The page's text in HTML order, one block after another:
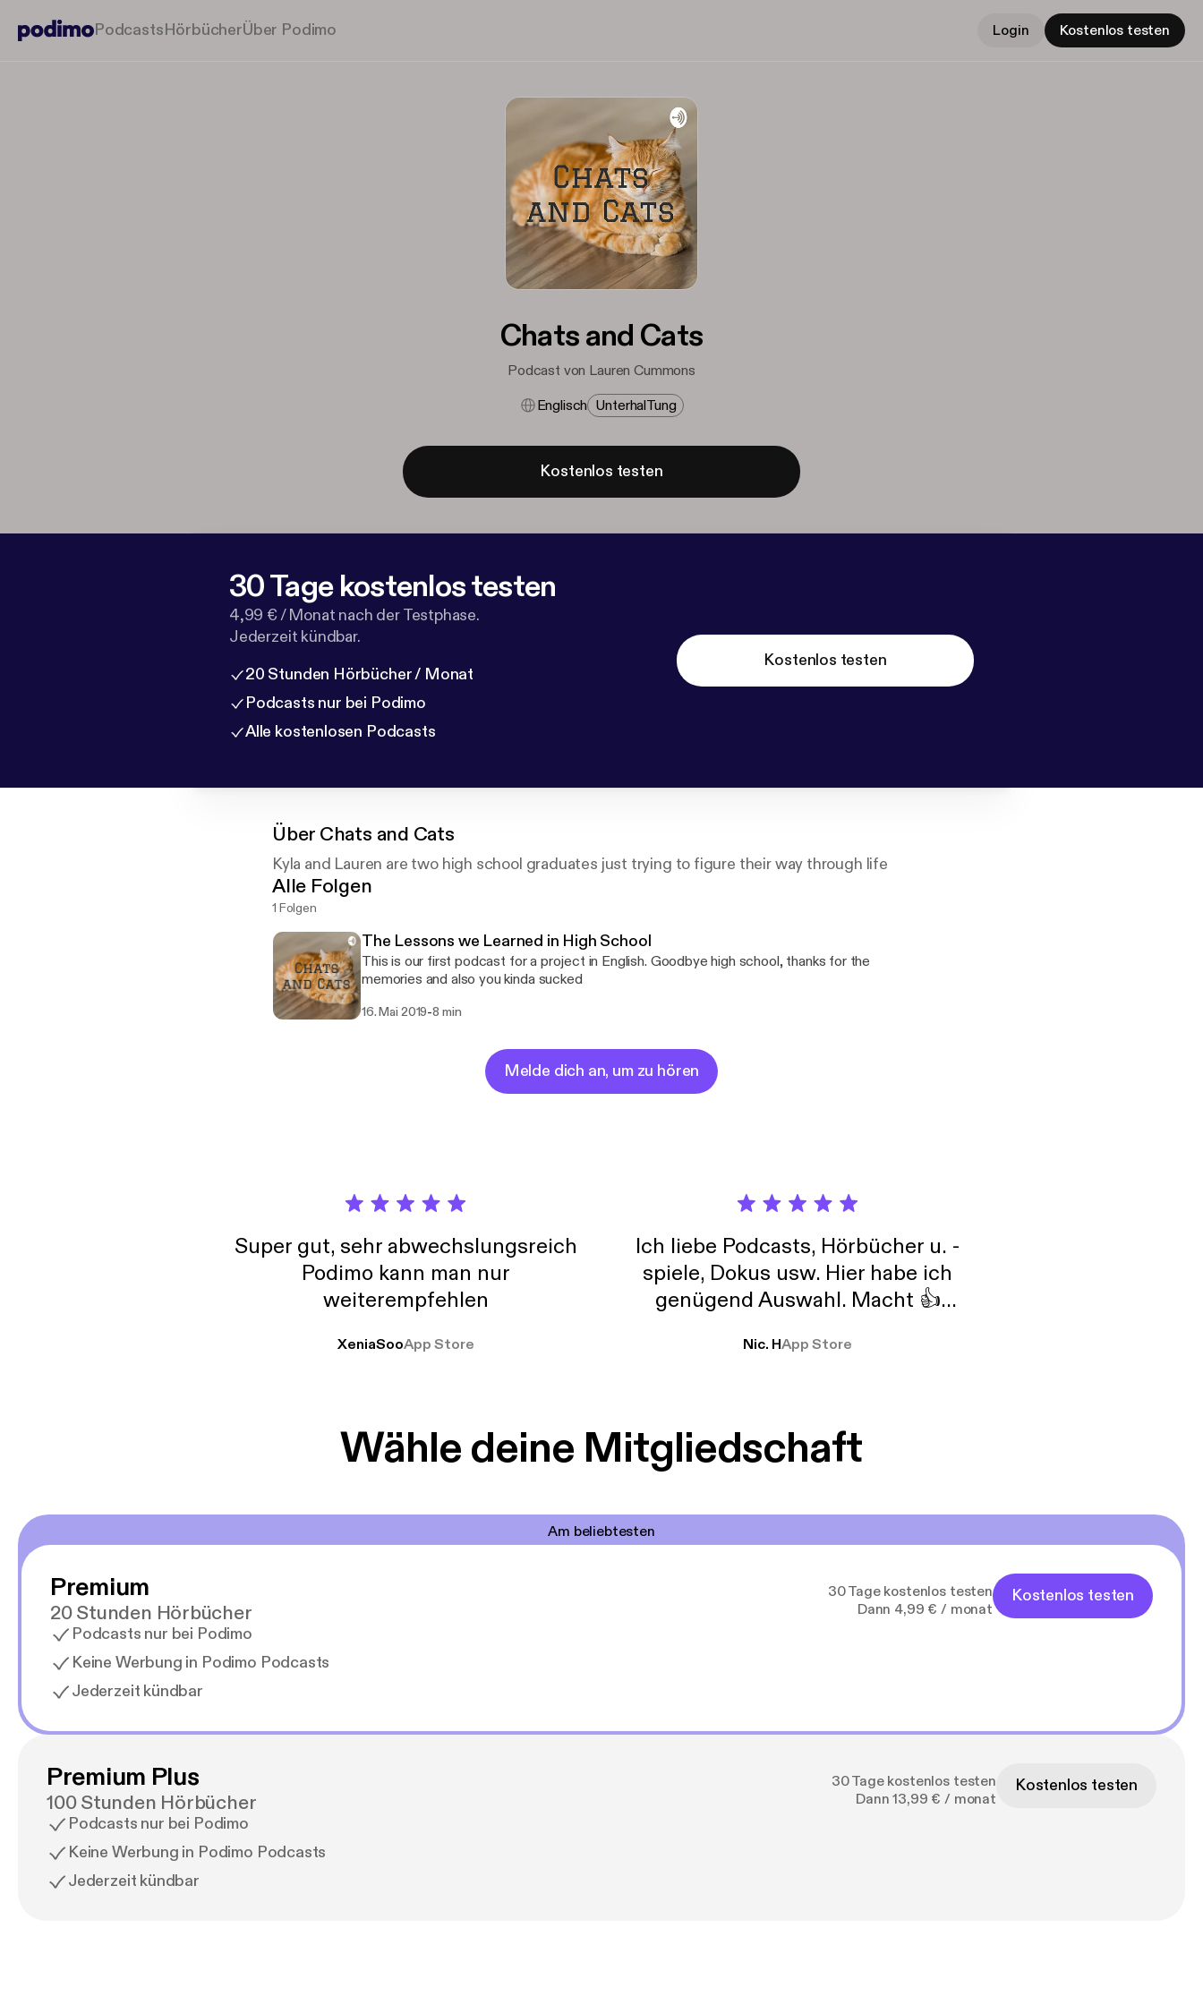
PodcastsHörbücherÜber Podimo Login Kostenlos testen
Chats and Cats
Podcast von Lauren Cummons
Englisch Unterhal​tung
Kostenlos testen
30 Tage kostenlos testen
4,99 € / Monat nach der Testphase.
Jederzeit kündbar.
20 Stunden Hörbücher / Monat
Podcasts nur bei Podimo
Alle kostenlosen Podcasts
Kostenlos testen
Über Chats and Cats
Kyla and Lauren are two high school graduates just trying to figure their way through life
Alle Folgen
1 Folgen
The Lessons we Learned in High School
This is our first podcast for a project in English. Goodbye high school, thanks for the
memories and also you kinda sucked
16. Mai 2019-8 min
Melde dich an, um zu hören
Super gut, sehr abwechslungsreich
Podimo kann man nur
weiterempfehlen
XeniaSooApp Store
Ich liebe Podcasts, Hörbücher u. -
spiele, Dokus usw. Hier habe ich
genügend Auswahl. Macht 👍
Nic. HApp Store
Wähle deine Mitgliedschaft
Am beliebtesten
Premium
20 Stunden Hörbücher
Podcasts nur bei Podimo
Keine Werbung in Podimo Podcasts
Jederzeit kündbar
30 Tage kostenlos testen
Dann 4,99 € / monat
Kostenlos testen
Premium Plus
100 Stunden Hörbücher
Podcasts nur bei Podimo
Keine Werbung in Podimo Podcasts
Jederzeit kündbar
30 Tage kostenlos testen
Dann 13,99 € / monat
Kostenlos testen